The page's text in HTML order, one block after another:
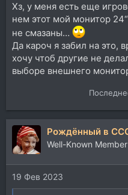
Хз, у меня есть еще
нем этот мой монитор
не смазаны…
Да кароч я забил на это,
хочу чтоб другие не
выборе внешнего
Рождённый в
Well-Known Member
19 Фев 2023